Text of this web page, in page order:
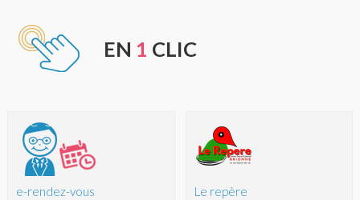
EN 1 CLIC
e-rendez-vous Le repère